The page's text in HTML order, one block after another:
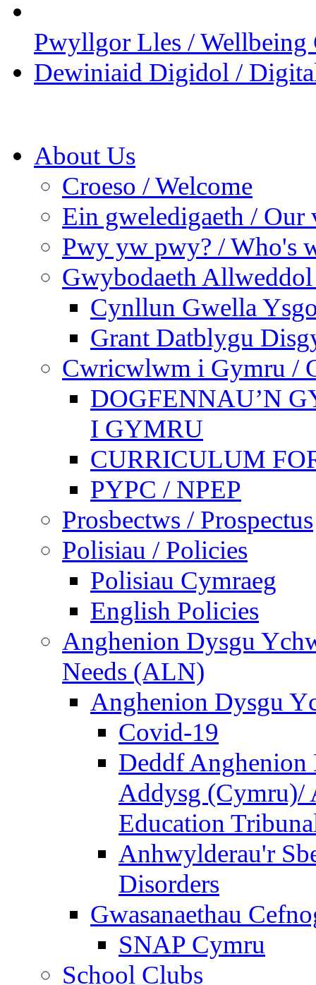
Pwyllgor Lles / Wellbeing
Dewiniaid Digidol /
About Us
Croeso / Welcome
Ein gweledigaeth / Our
Pwy yw pwy? / Who's
Gwybodaeth
Cynllun Gwella
Grant Datblygu
Cwricwlwm i Gymru /
DOGFENNAU’N
I GYMRU
CURRICULUM
PYPC / NPEP
Prosbectws / Prospectus
Polisiau / Policies
Polisiau Cymraeg
English Policies
Anghenion Dysgu
Needs (ALN)
Anghenion Dysgu
Covid-19
Deddf
Addysg (Cymru)/
Education
Anhwylderau'r
Disorders
Gwasanaethau
SNAP Cymru
School Clubs